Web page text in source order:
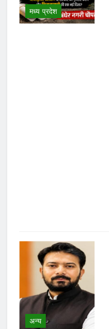
मध्य प्रदेश
अन्य